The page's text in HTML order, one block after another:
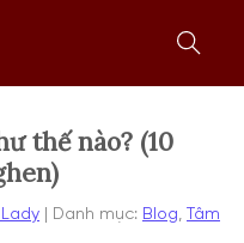
form
thế nào? (10
Danh mục: Blog Tâm